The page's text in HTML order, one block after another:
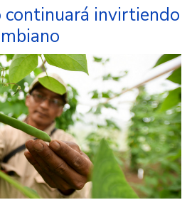
continuará invirtiendo